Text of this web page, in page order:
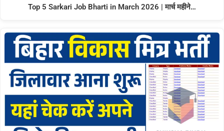
Top 5 Sarkari Job Bharti in March 2026 | मार्च महीने…